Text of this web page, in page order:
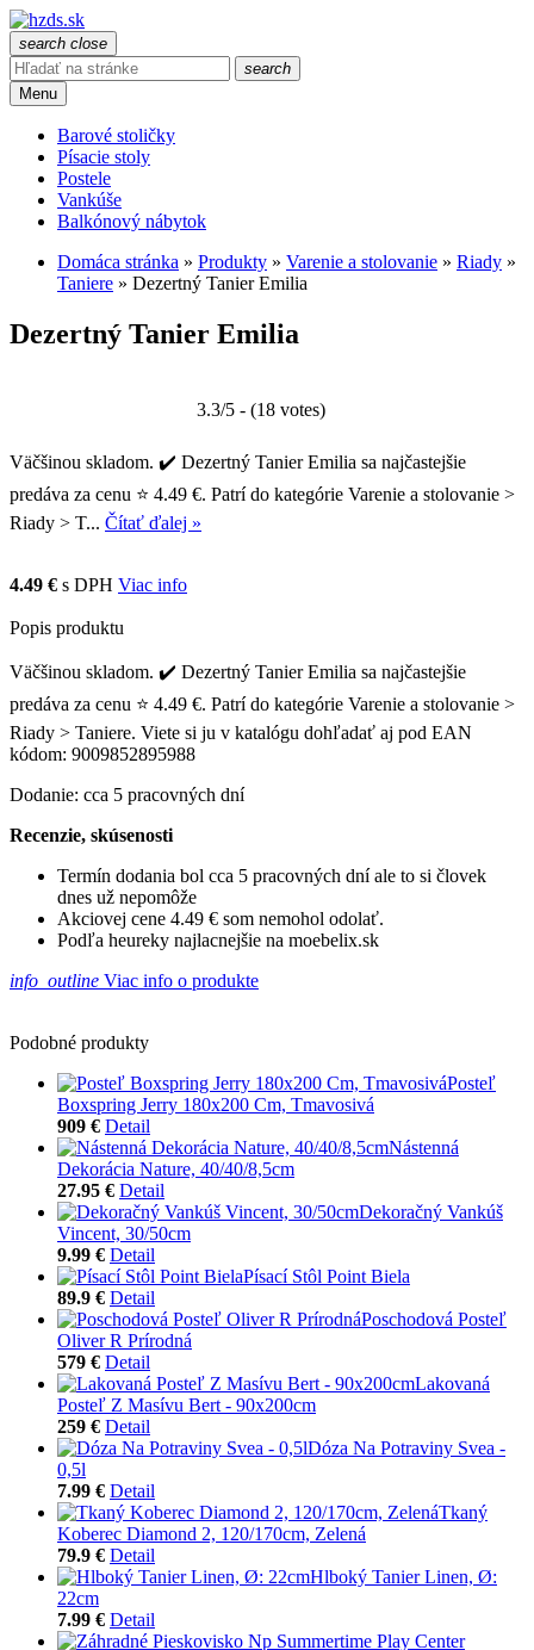
search close
search
Menu
Barové stoličky
Písacie stoly
Postele
Vankúše
Balkónový nábytok
Domáca stránka » Produkty » Varenie a stolovanie » Riady »
Taniere » Dezertný Tanier Emilia
Dezertný Tanier Emilia
3.3/5 - (18 votes)
Väčšinou skladom. ✔️ Dezertný Tanier Emilia sa najčastejšie
predáva za cenu ⭐ 4.49 €. Patrí do kategórie Varenie a stolovanie >
Riady > T... Čítať ďalej »
4.49 € s DPH Viac info
Popis produktu
Väčšinou skladom. ✔️ Dezertný Tanier Emilia sa najčastejšie
predáva za cenu ⭐ 4.49 €. Patrí do kategórie Varenie a stolovanie >
Riady > Taniere. Viete si ju v katalógu dohľadať aj pod EAN
kódom: 9009852895988
Dodanie: cca 5 pracovných dní
Recenzie, skúsenosti
Termín dodania bol cca 5 pracovných dní ale to si človek
dnes už nepomôže
Akciovej cene 4.49 € som nemohol odolať.
Podľa heureky najlacnejšie na moebelix.sk
info_outline Viac info o produkte
Podobné produkty
Posteľ
Boxspring Jerry 180x200 Cm, Tmavosivá
909 € Detail
Nástenná
Dekorácia Nature, 40/40/8,5cm
27.95 € Detail
Dekoračný Vankúš
Vincent, 30/50cm
9.99 € Detail
Písací Stôl Point Biela
89.9 € Detail
Poschodová Posteľ
Oliver R Prírodná
579 € Detail
Lakovaná
Posteľ Z Masívu Bert - 90x200cm
259 € Detail
Dóza Na Potraviny Svea -
0,5l
7.99 € Detail
Tkaný
Koberec Diamond 2, 120/170cm, Zelená
79.9 € Detail
Hlboký Tanier Linen, Ø:
22cm
7.99 € Detail